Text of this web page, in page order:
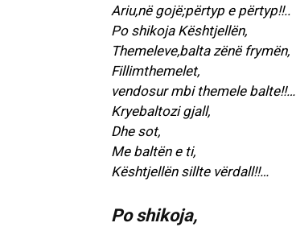
Ariu,në gojë;përtyp e përtyp!!..
Po shikoja Kështjellën,
Themeleve,balta zënë frymën,
Fillimthemelet,
vendosur mbi themele balte!!…
Kryebaltozi gjall,
Dhe sot,
Me baltën e ti,
Kështjellën sillte vërdall!!…
Po shikoja,